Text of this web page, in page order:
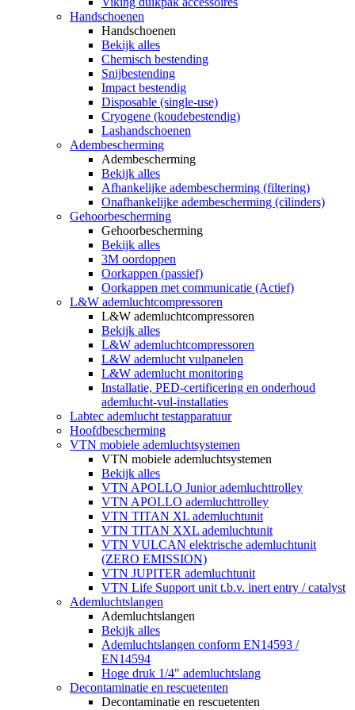
Handschoenen
Handschoenen
Bekijk alles
Chemisch bestending
Snijbestending
Impact bestendig
Disposable (single-use)
Cryogene (koudebestendig)
Lashandschoenen
Adembescherming
Adembescherming
Bekijk alles
Afhankelijke adembescherming (filtering)
Onafhankelijke adembescherming (cilinders)
Gehoorbescherming
Gehoorbescherming
Bekijk alles
3M oordoppen
Oorkappen (passief)
Oorkappen met communicatie (Actief)
L&W ademluchtcompressoren
L&W ademluchtcompressoren
Bekijk alles
L&W ademluchtcompressoren
L&W ademlucht vulpanelen
L&W ademlucht monitoring
Installatie, PED-certificering en onderhoud
ademlucht-vul-installaties
Labtec ademlucht testapparatuur
Hoofdbescherming
VTN mobiele ademluchtsystemen
VTN mobiele ademluchtsystemen
Bekijk alles
VTN APOLLO Junior ademluchttrolley
VTN APOLLO ademluchttrolley
VTN TITAN XL ademluchtunit
VTN TITAN XXL ademluchtunit
VTN VULCAN elektrische ademluchtunit
(ZERO EMISSION)
VTN JUPITER ademluchtunit
VTN Life Support unit t.b.v. inert entry / catalyst
Ademluchtslangen
Ademluchtslangen
Bekijk alles
Ademluchtslangen conform EN14593 /
EN14594
Hoge druk 1/4" ademluchtslang
Decontaminatie en rescuetenten
Decontaminatie en rescuetenten